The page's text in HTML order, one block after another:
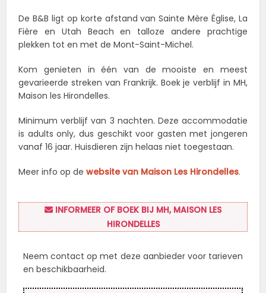
De B&B ligt op korte afstand van Sainte Mère Église, La
Fière en Utah Beach en talloze andere prachtige
plekken tot en met de Mont-Saint-Michel.
Kom genieten in één van de mooiste en meest
gevarieerde streken van Frankrijk. Boek je verblijf in MH,
Maison les Hirondelles.
Minimum verblijf van 3 nachten. Deze accommodatie
is adults only, dus geschikt voor gasten met jongeren
vanaf 16 jaar. Huisdieren zijn helaas niet toegestaan.
Meer info op dewebsite van Maison Les Hirondelles.
INFORMEER OF BOEK BIJ MH, MAISON LES
HIRONDELLES
Neem contact op met deze aanbieder voor tarieven
en beschikbaarheid.